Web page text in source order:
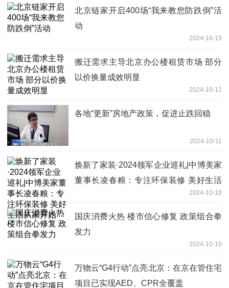
北京链家开启400场“我来教您防跌倒”活
动
2024-10-15
搬迁需求主导北京办公楼租赁市场 部分
以价换量成效明显
2024-10-12
各地“更新”房地产政策，促进止跌回稳
2024-10-11
焕新了家装·2024领军企业巡礼|中博美家
董事长凌春粮：专注环保装修 美好生活
2024-10-10
国庆消费火热 楼市信心修复 政策组合拳
发力
2024-10-10
万物云“G4行动”点亮北京：在京在管住宅
项目已实现AED、CPR全覆盖